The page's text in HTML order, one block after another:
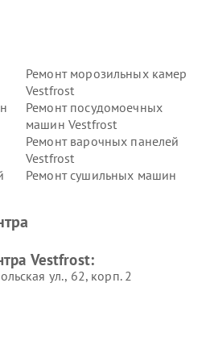
Ремонт морозильных камер
Vestfrost
Ремонт посудомоечных
машин Vestfrost
Ремонт варочных панелей
Vestfrost
Ремонт сушильных машин
Vestfrost:
ул., 62, корп. 2